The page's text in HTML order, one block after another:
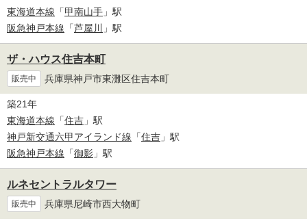
東海道本線 「甲南山手 」駅
阪急神戸本線 「芦屋川 」駅
ザ・ハウス住吉本町
販売中 兵庫県神戸市東灘区住吉本町
築21年
東海道本線 「住吉 」駅
神戸新交通六甲アイランド線 「住吉 」駅
阪急神戸本線 「御影 」駅
ルネセントラルタワー
販売中 兵庫県尼崎市西大物町